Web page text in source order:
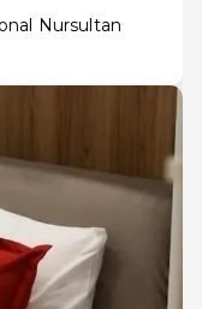
Nursultan